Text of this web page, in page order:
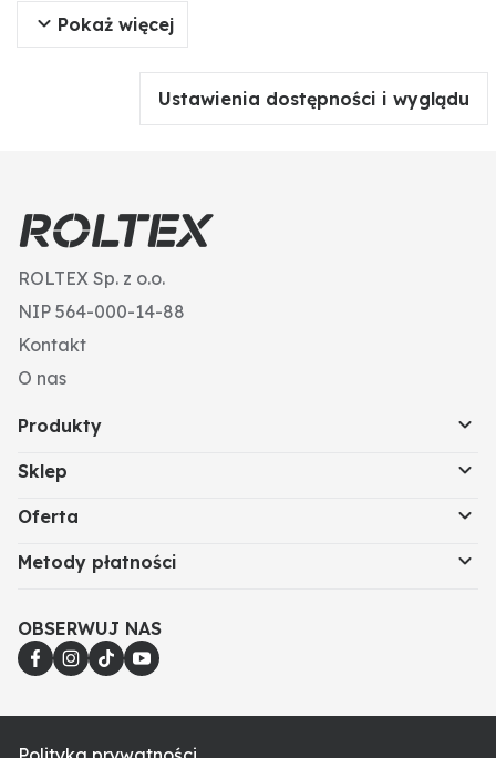
Wskazówki montażowe: Nie należy dokręcać śrub i
nakrętek za pomocą narzędzi pneumatycznych,
robocze (pęknięcia naprężeniowe).
B (mm): 205
Ø d1 (mm): 24
Pokaż więcej
Ustawienia dostępności i wyglądu
ROLTEX Sp. z o.o.
NIP 564-000-14-88
Kontakt
O nas
Produkty
Sklep
Oferta
Metody płatności
OBSERWUJ NAS